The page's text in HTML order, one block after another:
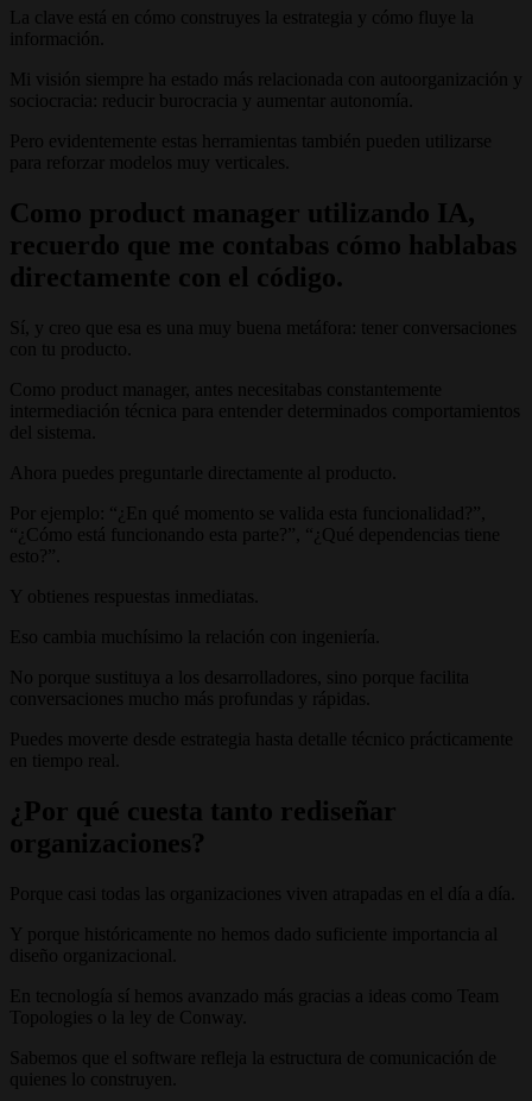
La clave está en cómo construyes la estrategia y cómo fluye la
información.
Mi visión siempre ha estado más relacionada con autoorganización y
sociocracia: reducir burocracia y aumentar autonomía.
Pero evidentemente estas herramientas también pueden utilizarse
para reforzar modelos muy verticales.
Como product manager utilizando IA,
recuerdo que me contabas cómo hablabas
directamente con el código.
Sí, y creo que esa es una muy buena metáfora: tener conversaciones
con tu producto.
Como product manager, antes necesitabas constantemente
intermediación técnica para entender determinados comportamientos
del sistema.
Ahora puedes preguntarle directamente al producto.
Por ejemplo: “¿En qué momento se valida esta funcionalidad?”,
“¿Cómo está funcionando esta parte?”, “¿Qué dependencias tiene
esto?”.
Y obtienes respuestas inmediatas.
Eso cambia muchísimo la relación con ingeniería.
No porque sustituya a los desarrolladores, sino porque facilita
conversaciones mucho más profundas y rápidas.
Puedes moverte desde estrategia hasta detalle técnico prácticamente
en tiempo real.
¿Por qué cuesta tanto rediseñar
organizaciones?
Porque casi todas las organizaciones viven atrapadas en el día a día.
Y porque históricamente no hemos dado suficiente importancia al
diseño organizacional.
En tecnología sí hemos avanzado más gracias a ideas como Team
Topologies o la ley de Conway.
Sabemos que el software refleja la estructura de comunicación de
quienes lo construyen.